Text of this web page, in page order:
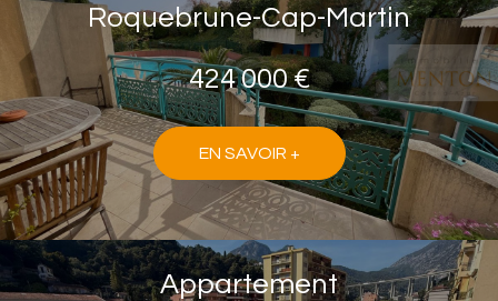
Roquebrune-Cap-Martin
424 000 €
EN SAVOIR +
Appartement